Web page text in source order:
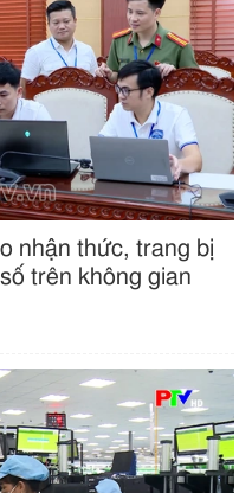
nhận thức, trang bị
trên không gian